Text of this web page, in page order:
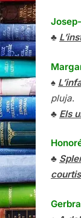
♣
♠
pluja.
♣ Els
♣